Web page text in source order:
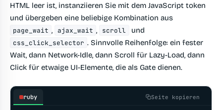
HTML leer ist, instanziieren Sie mit dem JavaScript token
und übergeben eine beliebige Kombination aus
page_wait , ajax_wait , scroll und
css_click_selector . Sinnvolle Reihenfolge: ein fester
Wait, dann Network-Idle, dann Scroll für Lazy-Load, dann
Click für etwaige UI-Elemente, die als Gate dienen.
ruby Seite kopieren